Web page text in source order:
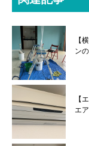
【
ン
【
エ